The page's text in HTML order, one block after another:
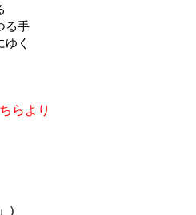
る手
く
らより
）